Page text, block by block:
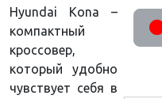
Hyundai Kona –
компактный
кроссовер,
который удобно
чувствует себя в